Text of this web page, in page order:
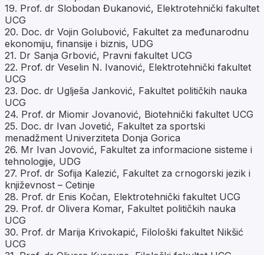
19. Prof. dr Slobodan Đukanović, Elektrotehnički fakultet
UCG
20. Doc. dr Vojin Golubović, Fakultet za međunarodnu
ekonomiju, finansije i biznis, UDG
21. Dr Sanja Grbović, Pravni fakultet UCG
22. Prof. dr Veselin N. Ivanović, Elektrotehnički fakultet
UCG
23. Doc. dr Uglješa Janković, Fakultet političkih nauka
UCG
24. Prof. dr Miomir Jovanović, Biotehnički fakultet UCG
25. Doc. dr Ivan Jovetić, Fakultet za sportski
menadžment Univerziteta Donja Gorica
26. Mr Ivan Jovović, Fakultet za informacione sisteme i
tehnologije, UDG
27. Prof. dr Sofija Kalezić, Fakultet za crnogorski jezik i
književnost – Cetinje
28. Prof. dr Enis Kočan, Elektrotehnički fakultet UCG
29. Prof. dr Olivera Komar, Fakultet političkih nauka
UCG
30. Prof. dr Marija Krivokapić, Filološki fakultet Nikšić
UCG